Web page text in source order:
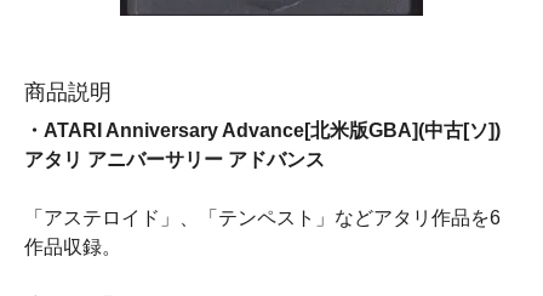
商品説明
・ATARI Anniversary Advance[北米版GBA](中古[ソ])
アタリ アニバーサリー アドバンス
「アステロイド」、「テンペスト」などアタリ作品を6
作品収録。